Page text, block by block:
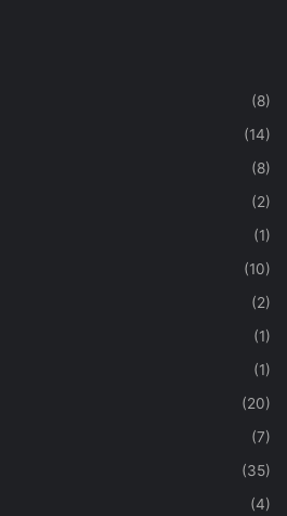
(8)
(14)
(8)
(2)
(1)
(10)
(2)
(1)
(1)
(20)
(7)
(35)
(4)